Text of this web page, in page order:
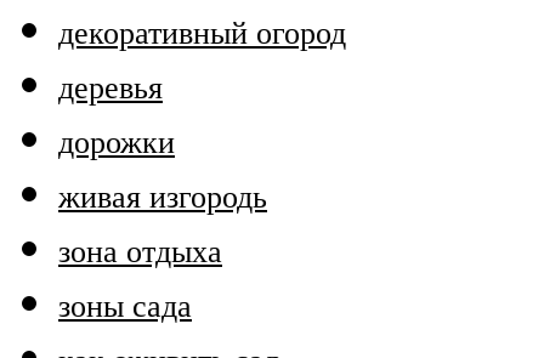
декоративный огород
деревья
дорожки
живая изгородь
зона отдыха
зоны сада